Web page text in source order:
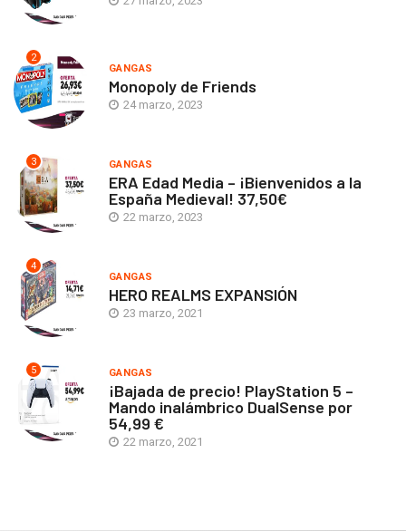
2
GANGAS
Monopoly de Friends
24 marzo, 2023
3 GANGAS
ERA Edad Media – ¡Bienvenidos a la
España Medieval! 37,50€
22 marzo, 2023
4
GANGAS
HERO REALMS EXPANSIÓN
23 marzo, 2021
5 GANGAS
¡Bajada de precio! PlayStation 5 –
Mando inalámbrico DualSense por
54,99 €
22 marzo, 2021